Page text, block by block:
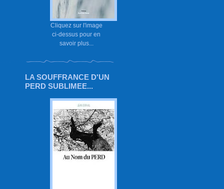
Cliquez sur l'image
ci-dessus pour en
savoir plus...
LA SOUFFRANCE D'UN
PERD SUBLIMEE...